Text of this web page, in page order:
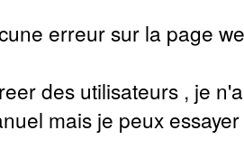
erreur sur la page
des utilisateurs , je
mais je peux